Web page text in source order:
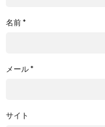
名前*
メール*
サイト